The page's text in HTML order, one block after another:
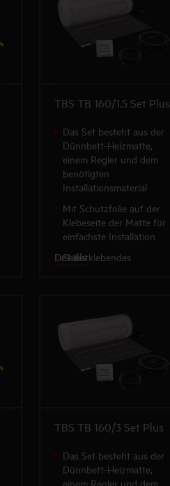
TBS TB 160/1.5 Set Plus
Das Set besteht aus der
Dünnbett-Heizmatte,
einem Regler und dem
benötigten
Installationsmaterial
Mit Schutzfolie auf der
Klebeseite der Matte für
einfachste Installation
Selbstklebendes
Gittergewebe mit komplett
installationsfreundlich
Details
TBS TB 160/3 Set Plus
Das Set besteht aus der
Dünnbett-Heizmatte,
einem Regler und dem